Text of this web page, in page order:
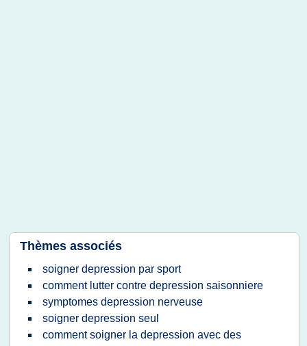
Thèmes associés
soigner depression par sport
comment lutter contre depression saisonniere
symptomes depression nerveuse
soigner depression seul
comment soigner la depression avec des